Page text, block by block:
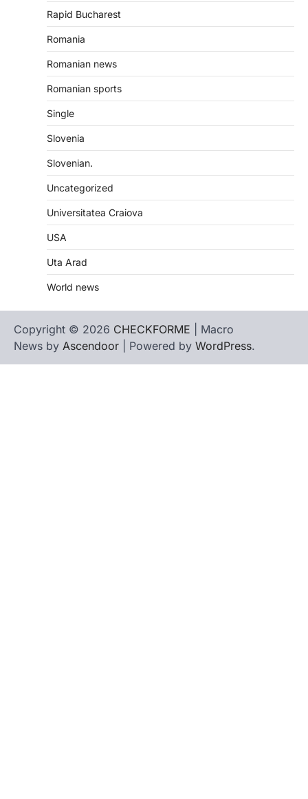
Rapid Bucharest
Romania
Romanian news
Romanian sports
Single
Slovenia
Slovenian.
Uncategorized
Universitatea Craiova
USA
Uta Arad
World news
Copyright © 2026 CHECKFORME | Macro
News by Ascendoor | Powered by WordPress.